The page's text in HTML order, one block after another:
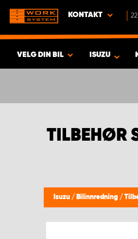
KONTAKT
VELG DIN BIL ISUZU
TILBEHØR
Isuzu / Bilinnredning /